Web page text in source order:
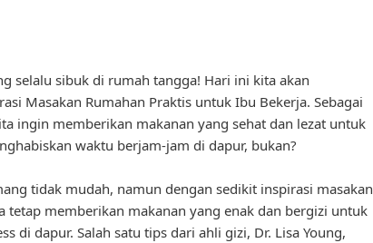
selalu sibuk di rumah tangga! Hari ini kita akan
Masakan Rumahan Praktis untuk Ibu Bekerja. Sebagai
ingin memberikan makanan yang sehat dan lezat untuk
waktu berjam-jam di dapur, bukan?
tidak mudah, namun dengan sedikit inspirasi masakan
tetap memberikan makanan yang enak dan bergizi untuk
di dapur. Salah satu tips dari ahli gizi, Dr. Lisa Young,